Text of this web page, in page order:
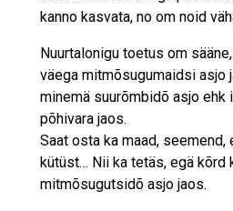
kanno kasvata, no om noid
Nuurtalonigu toetus om
väega mitmõsugumaidsi asjo
minemä suurõmbidõ asjo ehk
põhivara jaos.
Saat osta ka maad,
kütüst… Nii ka tetäs, egä kõrd
mitmõsugutsidõ asjo jaos.